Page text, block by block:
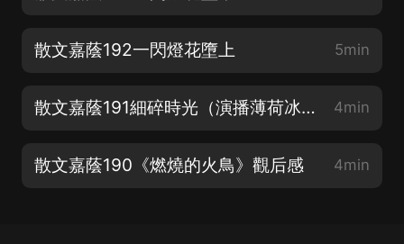
散文嘉蔭192一閃燈花墮上 5min
散文嘉蔭191細碎時光（演播薄荷冰酒） 4min
散文嘉蔭190《燃燒的火鳥》觀后感 4min